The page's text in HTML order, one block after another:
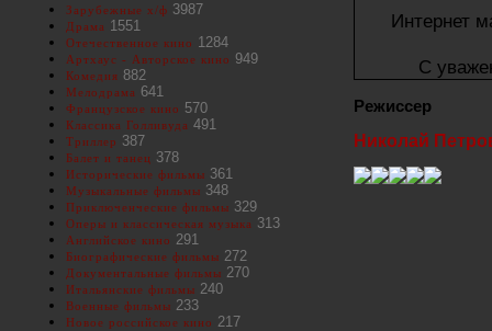
Интернет
С
Режиссер
Николай
Зарубежные х/ф 3987
Драма 1551
Отечественное кино 1284
Артхаус - Авторское кино 949
Комедия 882
Мелодрама 641
Французское кино 570
Классика Голливуда 491
Триллер 387
Балет и танец 378
Исторические фильмы 361
Музыкальные фильмы 348
Приключенческие фильмы 329
Оперы и классическая музыка 313
Английское кино 291
Биографические фильмы 272
Документальные фильмы 270
Итальянские фильмы 240
Военные фильмы 233
Новое российское кино 217